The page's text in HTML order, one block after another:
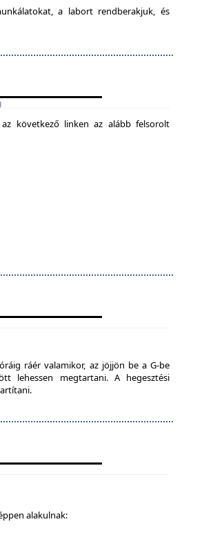
a labort rendberakjuk, és
következő linken az alább felsorolt
ráér valamikor, az jöjjön be a G-be
lehessen megtartani. A hegesztési
alakulnak: